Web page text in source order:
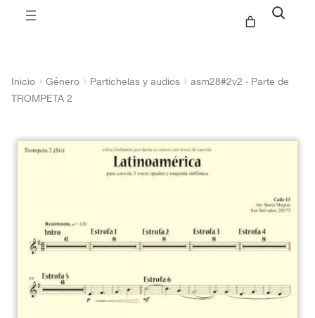
Buscar
Inicio Género Partichelas y audios
asm28#2v2 · Parte de
TROMPETA 2